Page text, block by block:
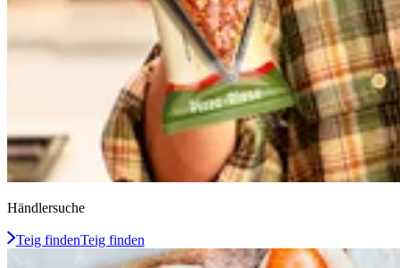
Händlersuche
Teig findenTeig finden